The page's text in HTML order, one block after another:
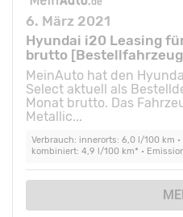
6. März 2021
Hyundai i20 Leasing
brutto
MeinAuto hat den
Select aktuell als
Monat brutto. Das
Metallic...
Verbrauch: innerorts: 6,0 l/100 km
kombiniert: 4,9 l/100 km* •